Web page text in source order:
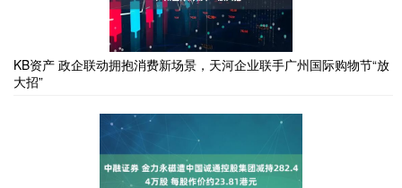
KB资产 政企联动拥抱消费新场景，天河企业联手广州国际购物节“放
大招”